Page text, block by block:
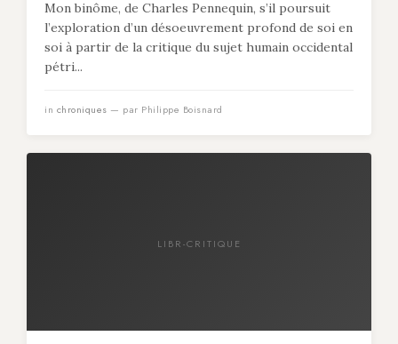
Mon binôme, de Charles Pennequin, s’il poursuit
l’exploration d’un désoeuvrement profond de soi en
soi à partir de la critique du sujet humain occidental
pétri...
in chroniques — par Philippe Boisnard
LIBR-CRITIQUE